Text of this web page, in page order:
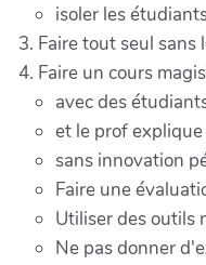
isoler les
3. Faire tout seul sans
4. Faire un cours
avec des
et le prof
sans innovation
Faire une
Utiliser des outils
Ne pas donner